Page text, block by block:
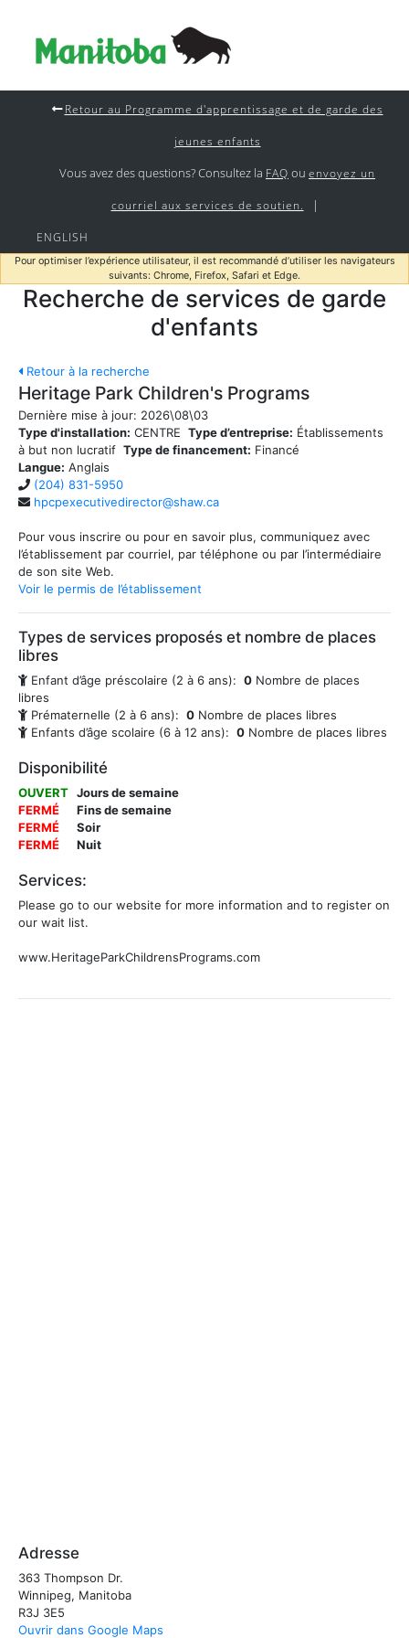
Retour au Programme d'apprentissage et de garde des
jeunes enfants
Vous avez des questions? Consultez la FAQ ou envoyez un
courriel aux services de soutien. |
ENGLISH
Pour optimiser l’expérience utilisateur, il est recommandé d’utiliser les navigateurs
suivants: Chrome, Firefox, Safari et Edge.
Recherche de services de garde
d'enfants
Retour à la recherche
Heritage Park Children's Programs
Dernière mise à jour: 2026\08\03
Type d'installation: CENTRE Type d’entreprise: Établissements
à but non lucratif Type de financement: Financé
Langue: Anglais
(204) 831-5950
hpcpexecutivedirector@shaw.ca
Pour vous inscrire ou pour en savoir plus, communiquez avec
l’établissement par courriel, par téléphone ou par l’intermédiaire
de son site Web.
Voir le permis de l’établissement
Types de services proposés et nombre de places
libres
Enfant d’âge préscolaire (2 à 6 ans): 0 Nombre de places
libres
Prématernelle (2 à 6 ans): 0 Nombre de places libres
Enfants d’âge scolaire (6 à 12 ans): 0 Nombre de places libres
Disponibilité
OUVERT Jours de semaine
FERMÉ
Fins de semaine
FERMÉ
Soir
FERMÉ
Nuit
Services:
Please go to our website for more information and to register on
our wait list.
www.HeritageParkChildrensPrograms.com
Adresse
363 Thompson Dr.
Winnipeg, Manitoba
R3J 3E5
Ouvrir dans Google Maps